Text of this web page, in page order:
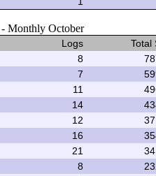
- Monthly October
Logs
Total
8
7
11
14
12
16
21
8